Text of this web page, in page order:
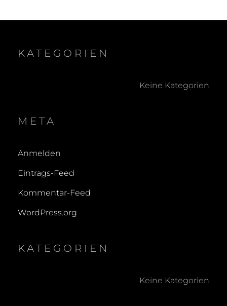
KATEGORIEN
Keine Kategorien
META
Anmelden
Eintrags-Feed
Kommentar-Feed
WordPress.org
KATEGORIEN
Keine Kategorien